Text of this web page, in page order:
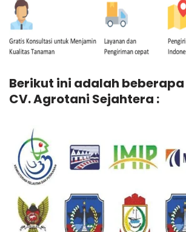
Berikut ini adalah
CV. Agrotani Sejahtera :